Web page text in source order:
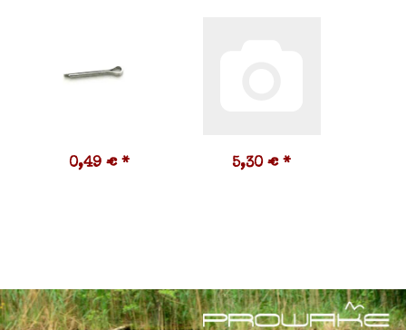
0,49 € * 5,30 € *